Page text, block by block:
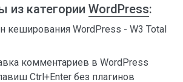
из категории WordPress:
кеширования WordPress - W3 Total
комментариев в WordPress
Ctrl+Enter без плагинов